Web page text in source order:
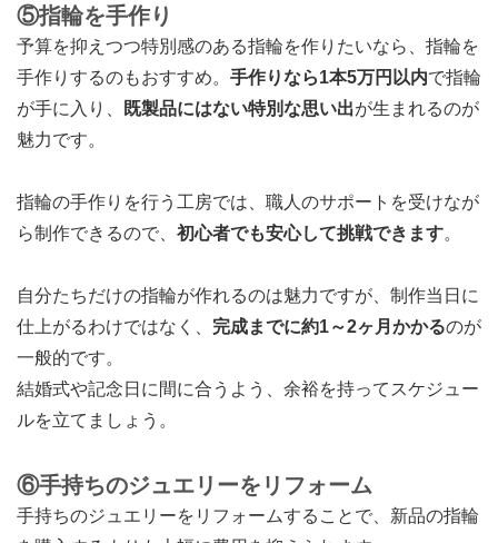
⑤指輪を手作り
予算を抑えつつ特別感のある指輪を作りたいなら、指輪を
手作りするのもおすすめ。 手作りなら1本5万円以内で指輪
が手に入り、
既製品にはない特別な思い出が生まれるのが
魅力です。
指輪の手作りを行う工房では、職人のサポートを受けなが
ら制作できるので、 初心者でも安心して挑戦できます。
自分たちだけの指輪が作れるのは魅力ですが、制作当日に
仕上がるわけではなく、 完成までに約1～2ヶ月かかるのが
一般的です。
結婚式や記念日に間に合うよう、余裕を持ってスケジュー
ルを立てましょう。
⑥手持ちのジュエリーをリフォーム
手持ちのジュエリーをリフォームすることで、新品の指輪